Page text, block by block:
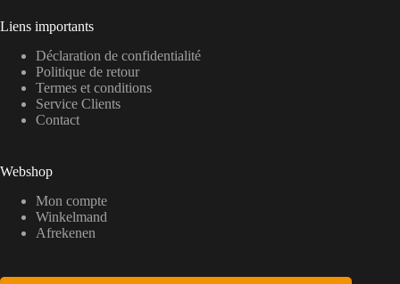
Liens importants
Déclaration de confidentialité
Politique de retour
Termes et conditions
Service Clients
Contact
Webshop
Mon compte
Winkelmand
Afrekenen